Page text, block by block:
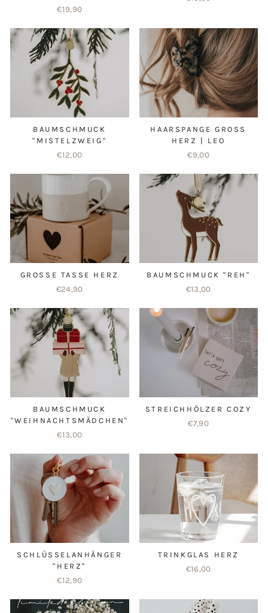
€19,90
BAUMSCHMUCK
"MISTELZWEIG"
€12,00
HAARSPANGE GROSS H
ERZ | LEO
€9,00
GROSSE TASSE HERZ
€24,90
BAUMSCHMUCK "REH"
€13,00
BAUMSCHMUCK
"WEIHNACHTSMÄDCHEN"
€13,00
STREICHHÖLZER COZY
€7,90
SCHLÜSSELANHÄNGER
"HERZ"
€12,90
TRINKGLAS HERZ
€16,00